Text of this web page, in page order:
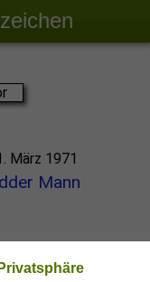
März 1971
Mann